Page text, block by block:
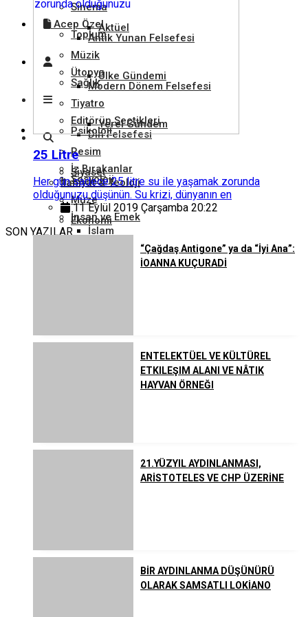
Antik Yunan Felsefesi
Modern Dönem Felsefesi
Din Felsefesi
İlahiyat & Teoloji
İslam
Uzakdoğu Dinleri
Aktüel
Ülke Gündemi
Yerel Gündem
Siyaset
Ekonomi
Sinema
Müzik
Tiyatro
Resim
Müze
Toplum
Sağlık
Psikoloji
Sosyoloji
Acep Özel
Ütopya
Editörün Seçtikleri
İz Bırakanlar
İnsan ve Emek
Tarım ve Hayvancılık
25 Litre
Her gün sadece 25 litre su ile yaşamak zorunda
olduğunuzu düşünün. Su krizi, dünyanın en
11 Eylül 2019 Çarşamba 20:22
SON YAZILAR
“Çağdaş Antigone” ya da “İyi Ana”:
İOANNA KUÇURADİ
ENTELEKTÜEL VE KÜLTÜREL
ETKILEŞIM ALANI VE NÂTIK
HAYVAN ÖRNEĞI
21.YÜZYIL AYDINLANMASI,
ARİSTOTELES VE CHP ÜZERİNE
BİR AYDINLANMA DÜŞÜNÜRÜ
OLARAK SAMSATLI LOKİANO